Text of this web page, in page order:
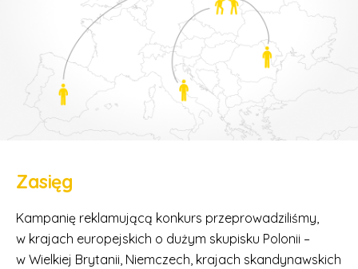
Zasięg
Kampanię reklamującą konkurs przeprowadziliśmy,
w krajach europejskich o dużym skupisku Polonii –
w Wielkiej Brytanii, Niemczech, krajach skandynawskich